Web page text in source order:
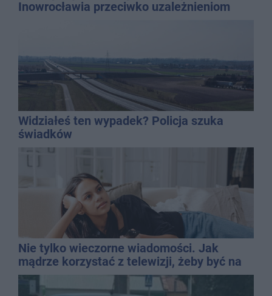
Inowrocławia przeciwko uzależnieniom
Widziałeś ten wypadek? Policja szuka
świadków
Nie tylko wieczorne wiadomości. Jak
mądrze korzystać z telewizji, żeby być na
bieżąco, ale nie żyć w informacyjnym
chaosie?